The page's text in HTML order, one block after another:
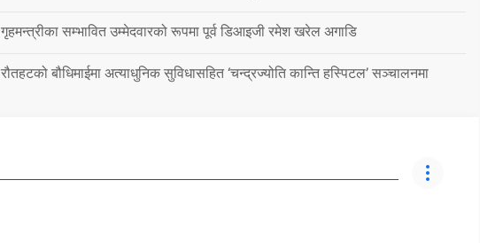
गृहमन्त्रीका सम्भावित उम्मेदवारको रूपमा पूर्व डिआइजी रमेश खरेल अगाडि
रौतहटको बौधिमाईमा अत्याधुनिक सुविधासहित ‘चन्द्रज्योति कान्ति हस्पिटल’ सञ्चालनमा